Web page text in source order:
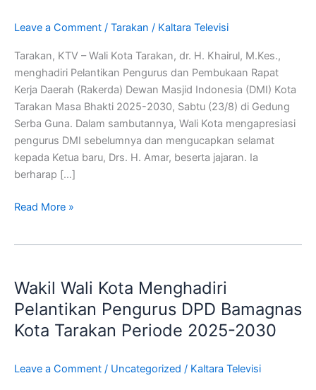
Leave a Comment / Tarakan / Kaltara Televisi
Tarakan, KTV – Wali Kota Tarakan, dr. H. Khairul, M.Kes.,
menghadiri Pelantikan Pengurus dan Pembukaan Rapat
Kerja Daerah (Rakerda) Dewan Masjid Indonesia (DMI) Kota
Tarakan Masa Bhakti 2025-2030, Sabtu (23/8) di Gedung
Serba Guna. Dalam sambutannya, Wali Kota mengapresiasi
pengurus DMI sebelumnya dan mengucapkan selamat
kepada Ketua baru, Drs. H. Amar, beserta jajaran. Ia
berharap […]
DMI
Tarakan
Masa
Bhakti
2025-
2030
Read More »
Wakil Wali Kota Menghadiri
Pelantikan Pengurus DPD Bamagnas
Kota Tarakan Periode 2025-2030
Leave a Comment / Uncategorized / Kaltara Televisi
Kota
Menghadiri
Pelantikan
Pengurus
Bamagnas